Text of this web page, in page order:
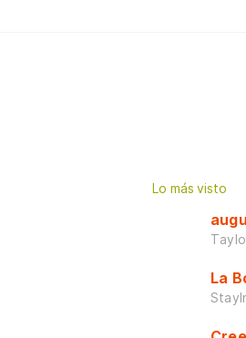
Lo más visto
La